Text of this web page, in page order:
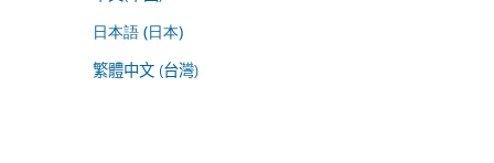
日本語 (日本)
繁體中文 (台灣)